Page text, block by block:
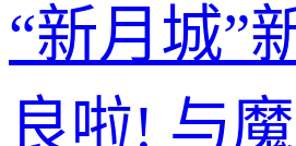
“新月城”
良啦! 与